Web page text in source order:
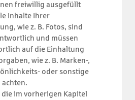
freiwillig ausgefüllt
Inhalte Ihrer
wie z. B. Fotos, sind
und müssen
auf die Einhaltung
wie z. B. Marken-,
oder sonstige
achten.
die im vorherigen Kapitel